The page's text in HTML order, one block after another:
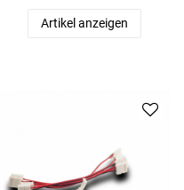
Artikel anzeigen